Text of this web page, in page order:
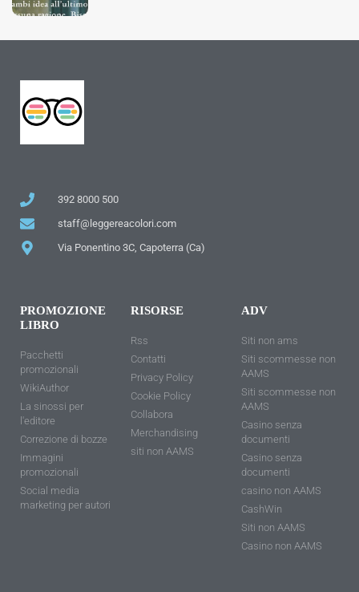
392 8000 500
staff@leggereacolori.com
Via Ponentino 3C, Capoterra (Ca)
PROMOZIONE
LIBRO
Pacchetti
promozionali
WikiAuthor
La sinossi per
l'editore
Correzione di bozze
Immagini
promozionali
Social media
marketing per autori
RISORSE
Rss
Contatti
Privacy Policy
Cookie Policy
Collabora
Merchandising
siti non AAMS
ADV
Siti non ams
Siti scommesse non
AAMS
Siti scommesse non
AAMS
Casino senza
documenti
Casino senza
documenti
casino non AAMS
CashWin
Siti non AAMS
Casino non AAMS